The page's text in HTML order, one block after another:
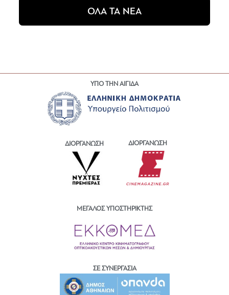
ΟΛΑ ΤΑ ΝΕΑ
ΥΠΟ ΤΗΝ ΑΙΓΙΔΑ
ΔΙΟΡΓΑΝΩΣΗ ΔΙΟΡΓΑΝΩΣΗ
ΜΕΓΑΛΟΣ ΥΠΟΣΤΗΡΙΚΤΗΣ
ΣΕ ΣΥΝΕΡΓΑΣΙΑ